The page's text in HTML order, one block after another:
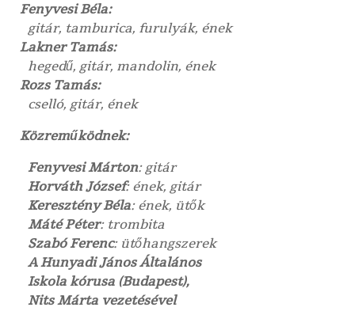
Fenyvesi Béla:
gitár, tamburica, furulyák, ének
Lakner Tamás:
hegedű, gitár, mandolin, ének
Rozs Tamás:
cselló, gitár, ének
Közreműködnek:
Fenyvesi Márton: gitár
Horváth József: ének, gitár
Keresztény Béla: ének, ütők
Máté Péter: trombita
Szabó Ferenc: ütőhangszerek
A Hunyadi János Általános
Iskola kórusa (Budapest),
Nits Márta vezetésével